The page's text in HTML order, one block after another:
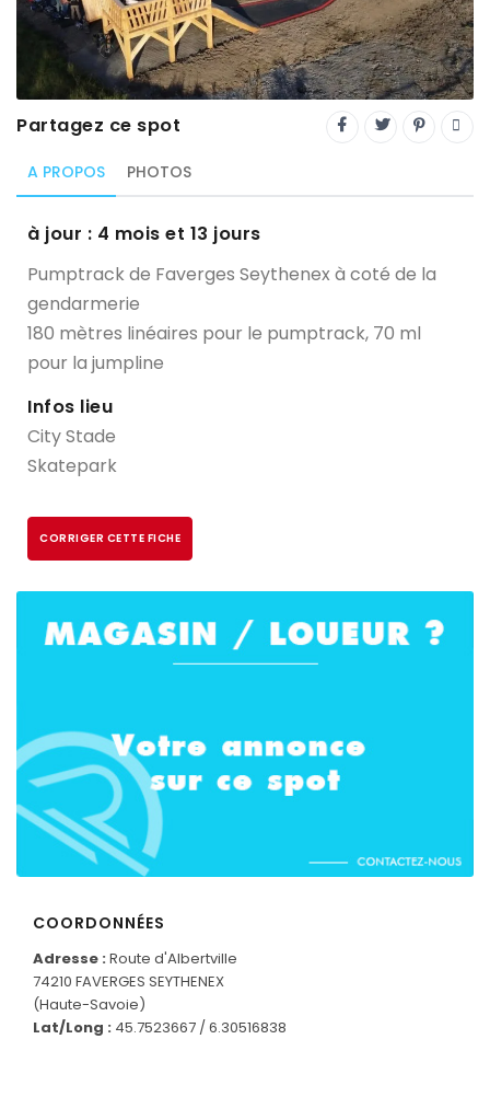
Trial
XC Rando - VTTAE
XCO
Constructeurs-Shapers
Derniers commentaires
Partagez ce spot
A PROPOS PHOTOS
à jour : 4 mois et 13 jours
Pumptrack de Faverges Seythenex à coté de la
gendarmerie
180 mètres linéaires pour le pumptrack, 70 ml
pour la jumpline
Infos lieu
City Stade
Skatepark
CORRIGER CETTE FICHE
COORDONNÉES
Adresse : Route d'Albertville
74210 FAVERGES SEYTHENEX
(Haute-Savoie)
Lat/Long : 45.7523667 / 6.30516838